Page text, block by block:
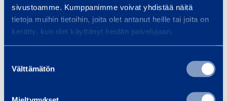
sivustoamme. Kumppanimme voivat yhdistää näitä
tietoja muihin tietoihin, joita olet antanut heille tai joita on
kerätty, kun olet käyttänyt heidän palvelujaan.
valinta
Välttämätön
FURTHER INFORMATION:
Franciska Janzon, SVP, Marketing,
DISTRIBUTION: